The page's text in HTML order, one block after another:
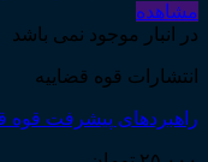
مشاهده
در انبار موجود نمی باشد
انتشارات قوه قضاییه
راهبردهای پیشرفت قوه